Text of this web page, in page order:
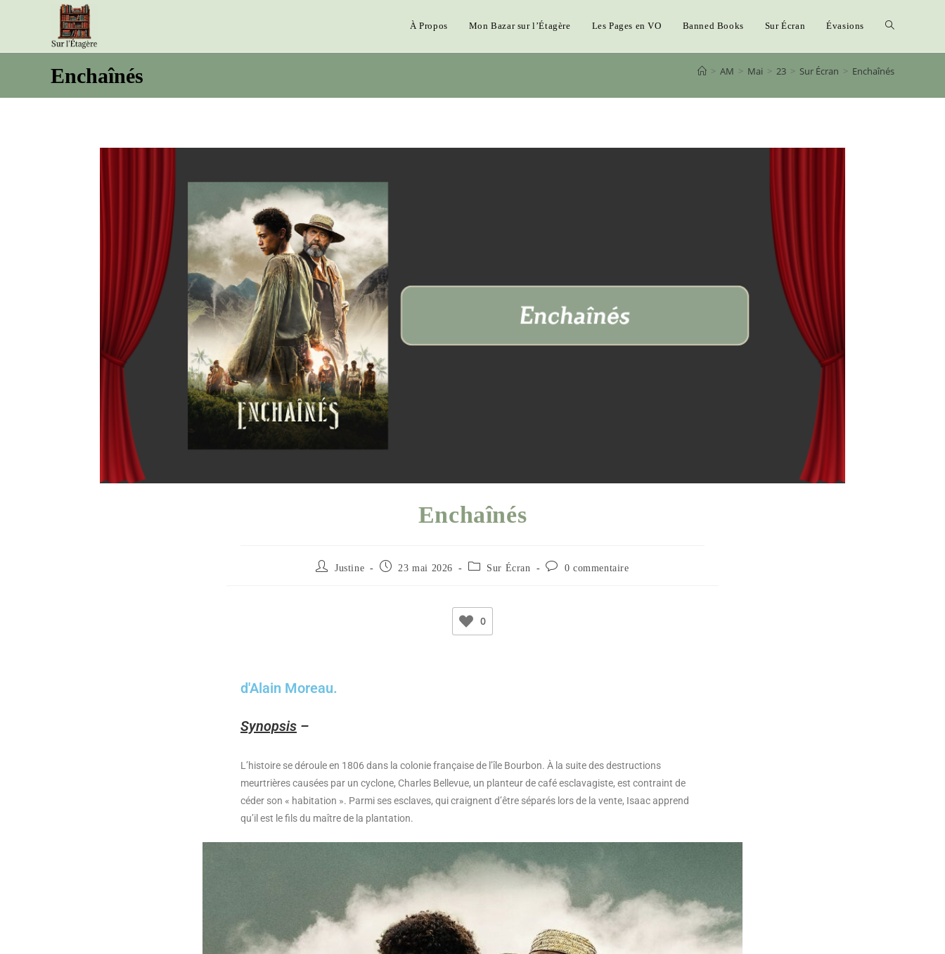
À Propos Mon Bazar sur l’Étagère Les Pages en VO Banned Books Sur Écran Évasions
Enchaînés > AM > Mai > 23 > Sur Écran > Enchaînés
Enchaînés
Justine 23 mai 2026 Sur Écran 0 commentaire
0
d'Alain Moreau.
Synopsis –
L’histoire se déroule en 1806 dans la colonie française de l’île Bourbon. À la suite des destructions
meurtrières causées par un cyclone, Charles Bellevue, un planteur de café esclavagiste, est contraint de
céder son « habitation ». Parmi ses esclaves, qui craignent d’être séparés lors de la vente, Isaac apprend
qu’il est le fils du maître de la plantation.